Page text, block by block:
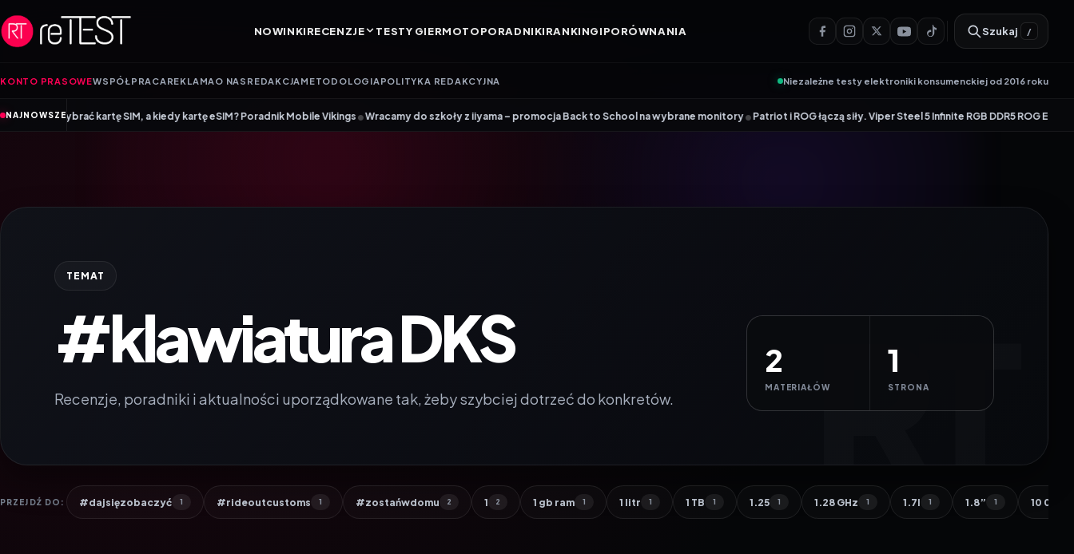
NOWINKIRECENZJE TESTY GIERMOTOPORADNIKIRANKINGIPORÓWNANIA Szukaj /
KONTO PRASOWEWSPÓŁPRACA REKLAMA O NAS REDAKCJA METODOLOGIA POLITYKA REDAKCYJNA Niezależne testy elektroniki konsumenckiej od 2016 roku
NAJNOWSZE
SIM, a kiedy kartę eSIM? Poradnik Mobile Vikings•Wracamy do szkoły z iiyama – promocja Back to School na wybrane monitory•Patriot i ROG łączą siły. Viper Steel 5 Infinite RGB DDR5 ROG Edition oferuje
TEMAT
#klawiatura DKS
Recenzje, poradniki i aktualności uporządkowane tak, żeby szybciej dotrzeć do konkretów.
2
MATERIAŁÓW
1
STRONA
PRZEJDŹ DO: #dajsięzobaczyć 1 #rideoutcustoms 1 #zostańwdomu 2 1 2 1 gb ram 1 1 litr 1 1 TB 1 1.25 1 1.28 GHz 1 1.7l 1 1.8” 1 10 000